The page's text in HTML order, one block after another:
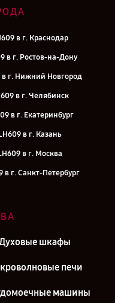
в г. Краснодар
в г. Ростов-на-Дону
в г. Нижний Новгород
в г. Челябинск
в г. Екатеринбург
в г. Казань
в г. Москва
в г. Санкт-Петербург
шкафы
печи
машины